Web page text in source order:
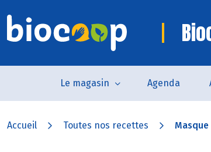
Le magasin Agenda
Accueil Toutes nos recettes Masque